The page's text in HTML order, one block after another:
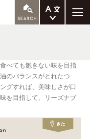
한국어
べても飽きない味を目指
のバランスがとれたつ
グすれば、美味しさが口
を目指して、リーズナブ
きた